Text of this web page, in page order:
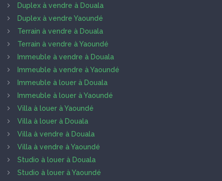
Duplex à vendre à Douala
Duplex à vendre Yaoundé
Terrain à vendre à Douala
Terrain à vendre à Yaoundé
Immeuble à vendre à Douala
Immeuble à vendre à Yaoundé
Immeuble à louer à Douala
Immeuble à louer à Yaoundé
Villa à louer à Yaoundé
Villa à louer à Douala
Villa à vendre à Douala
Villa à vendre à Yaoundé
Studio à louer à Douala
Studio à louer à Yaoundé